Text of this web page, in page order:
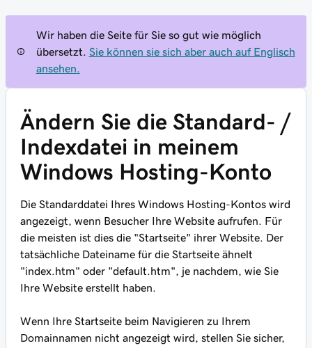
Wir haben die Seite für Sie so gut wie möglich
übersetzt.
Sie können sie sich aber auch auf Englisch
ansehen.
Ändern Sie die Standard- /
Indexdatei in meinem
Windows Hosting-Konto
Die Standarddatei Ihres Windows Hosting-Kontos wird
angezeigt, wenn Besucher Ihre Website aufrufen. Für
die meisten ist dies die "Startseite" ihrer Website. Der
tatsächliche Dateiname für die Startseite ähnelt
"index.htm" oder "default.htm", je nachdem, wie Sie
Ihre Website erstellt haben.
Wenn Ihre Startseite beim Navigieren zu Ihrem
Domainnamen nicht angezeigt wird, stellen Sie sicher,